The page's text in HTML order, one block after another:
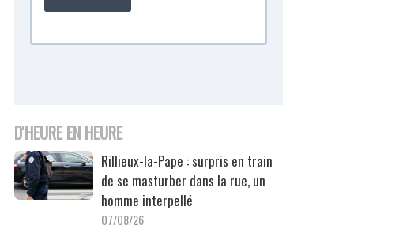
D'HEURE EN HEURE
Rillieux-la-Pape : surpris en train
de se masturber dans la rue, un
homme interpellé
07/08/26